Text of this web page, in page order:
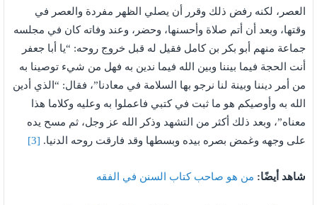
العصر، لكنه رفض ذلك وقرر أن يصلي الظهر مفردة والعصر في
وقتها، وبعد أن أتم صلاة وأحسنها، وحضر، وعند وفاته كان في مجلسه
جماعة منهم أبو بكر بن كامل فقيل له قبل خروج روحه: “يا أبا جعفر
أنت الحجة فيما بيننا وبين الله فيما ندين به فهل من شيء توصينا به
من أمر ديننا وبينة لنا نرجو بها السلامة في معادنا”، فقال: “الذي أدين
الله به وأوصيكم هو ما ثبت في كتبي فاعملوا به وعليه وكلاما هذا
معناه”، وبعد ذلك أكثر من التشهد وذكر الله عز وجل، ثم مسح يده
على وجهه وغمض بصره بيده وبسطها وقد فارقت روحه الدنيا. [3]
شاهد أيضًا: من هو صاحب كتاب السنن في الفقه